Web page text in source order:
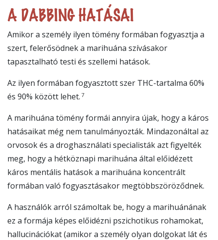
A DABBING HATÁSAI
Amikor a személy ilyen tömény formában fogyasztja a
szert, felerősödnek a marihuána szívásakor
tapasztalható testi és szellemi hatások.
Az ilyen formában fogyasztott szer THC-tartalma 60%
és 90% között lehet. 7
A marihuána tömény formái annyira újak, hogy a káros
hatásaikat még nem tanulmányozták. Mindazonáltal az
orvosok és a droghasználati specialisták azt figyelték
meg, hogy a hétköznapi marihuána által előidézett
káros mentális hatások a marihuána koncentrált
formában való fogyasztásakor megtöbbszöröződnek.
A használók arról számoltak be, hogy a marihuánának
ez a formája képes előidézni pszichotikus rohamokat,
hallucinációkat (amikor a személy olyan dolgokat lát és